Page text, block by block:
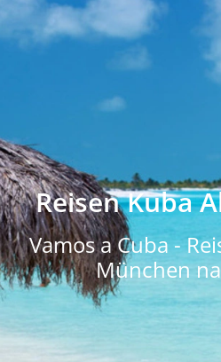
Reisen Kuba
Vamos a Cuba -
München